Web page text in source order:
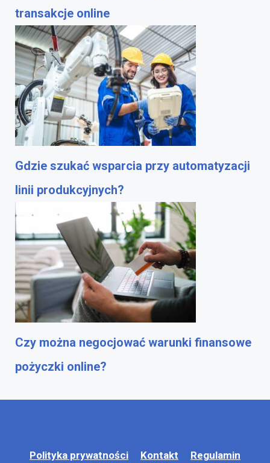
transakcje online
Gdzie szukać wsparcia przy automatyzacji
linii produkcyjnych?
Czy można negocjować warunki finansowe
pożyczki online?
Polityka prywatności Kontakt Regulamin